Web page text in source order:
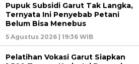
Pupuk Subsidi Garut Tak Langka,
Ternyata Ini Penyebab Petani
Belum Bisa Menebus
5 Agustus 2026 | 19:36 WIB
Pelatihan Vokasi Garut Siapkan